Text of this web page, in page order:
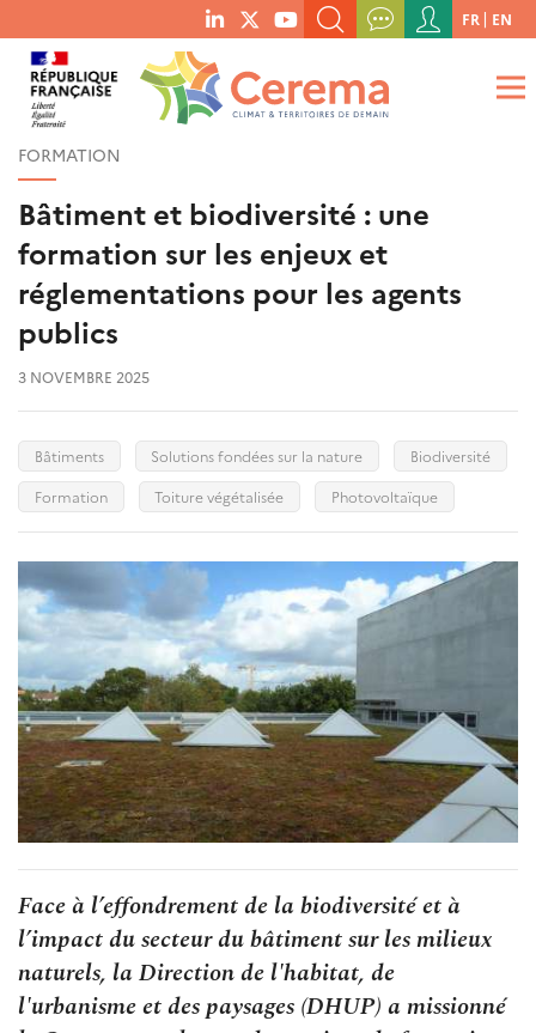
menu
social
links
RECHERCHER UN MOT-CLÉ, UNE PUBLICATION, ETC.
QUE RECHERCHEZ-VOUS ?
Menu
du
compte
de
FR EN
FORMATION
Bâtiment et biodiversité : une
formation sur les enjeux et
réglementations pour les agents
publics
3 NOVEMBRE 2025
Bâtiments Solutions fondées sur la nature
Biodiversité
Formation
Toiture végétalisée Photovoltaïque
Face à l’effondrement de la biodiversité et à
l’impact du secteur du bâtiment sur les milieux
naturels, la Direction de l'habitat, de
l'urbanisme et des paysages (DHUP) a missionné